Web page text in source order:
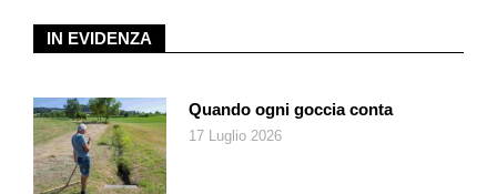
abbiamo creato qualcosa di immenso. La nostra famiglia». Nei
loro: l’insicurezza che abbatte, la paura del giudizio degli altri
che frena, il sentirsi persi che vuol dire non essere capiti da
nessuno, il bisogno di un rifugio nella Rete, la voglia di credere
sempre e comunque nei propri sogni: «Il mio scopo» ripete la
IN EVIDENZA
Quando ogni goccia conta
17 Luglio 2026